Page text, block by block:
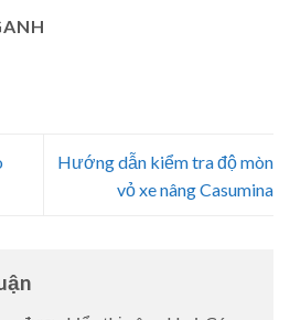
Hướng dẫn kiểm tra độ mòn
vỏ xe nâng Casumina